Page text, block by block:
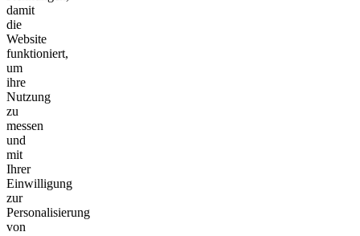
damit
die
Website
funktioniert,
um
ihre
Nutzung
zu
messen
und
mit
Ihrer
Einwilligung
zur
Personalisierung
von